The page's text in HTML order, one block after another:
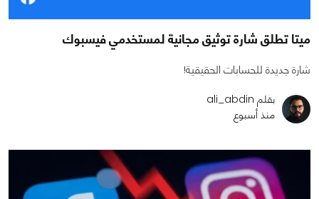
ميتا تطلق شارة توثيق مجانية لمستخدمي فيسبوك
شارة جديدة للحسابات الحقيقية!
بقلم ali_abdin
منذ أسبوع